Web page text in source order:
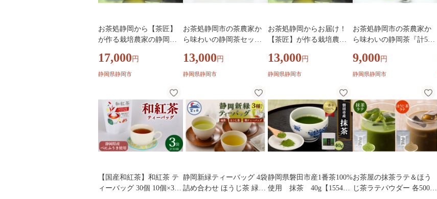
お茶処静岡から【茶匠】
が作る栽培農家の静岡茶
17,000 円
静岡県静岡市
お茶処静岡市の茶農家か
ら味わいの静岡茶セット
13,000 円
静岡県静岡市
お茶処静岡からお届け！
【茶匠】が作る栽培農家
13,000 円
静岡県静岡市
お茶処静岡市の茶農家か
ら味わいの静岡茶『計500
9,000 円
静岡県静岡市
【国産和紅茶】和紅茶 テ
ィーバッグ 30個 10個×3袋
静岡新緑ティーバッグ 4袋
詰め合わせ ほうじ茶 緑茶
静岡県磐田市産1番茶100%
使用 抹茶 40g【155431
お茶屋の抹茶ラテ＆ほう
じ茶ラテパウダー 各500ｇ